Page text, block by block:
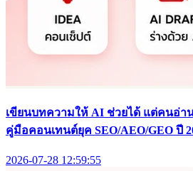
เขียนบทความให้ AI ช่วยได้ แต่คนอ่า
คู่มือคอนเทนต์ยุค SEO/AEO/GEO ปี
2026-07-28 12:59:55